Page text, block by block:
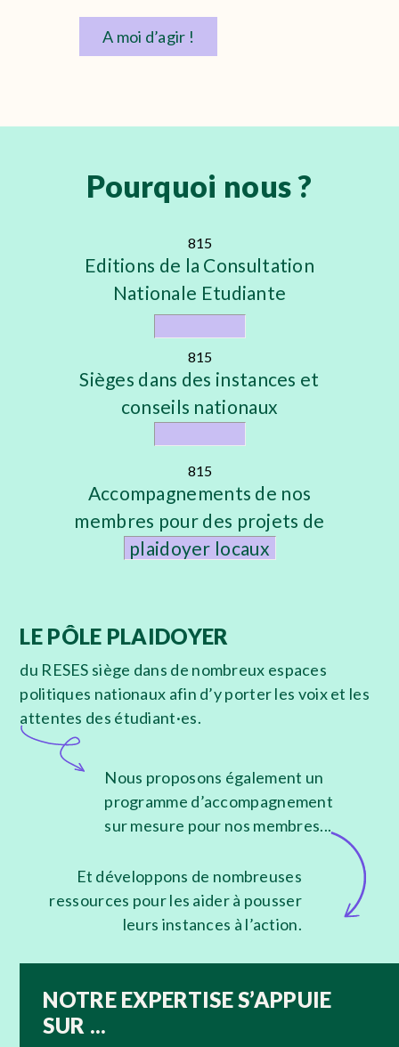
A moi d’agir !
Pourquoi nous ?
815
Editions de la Consultation
Nationale Etudiante
815
Sièges dans des instances et
conseils nationaux
815
Accompagnements de nos
membres pour des projets de
plaidoyer locaux
LE PÔLE PLAIDOYER
du RESES siège dans de nombreux espaces
politiques nationaux afin d’y porter les voix et les
attentes des étudiant·es.
Nous proposons également un
programme d’accompagnement
sur mesure pour nos membres...
Et développons de nombreuses
ressources pour les aider à pousser
leurs instances à l’action.
NOTRE EXPERTISE S’APPUIE
SUR ...